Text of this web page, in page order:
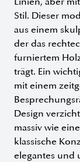
Stil. Dieser
aus einem
der das
furniertem
trägt. Ein
mit einem
Design
massiv wie
klassische
elegantes und